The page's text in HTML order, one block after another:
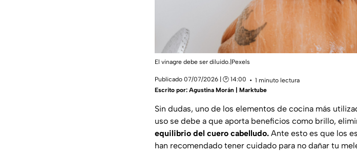
El vinagre debe ser diluido.|Pexels
Publicado 07/07/2026 | 🕑 14:00
1 minuto lectura
Escrito por: Agustina Morán | Marktube
Sin dudas, uno de los elementos de cocina más
uso se debe a que aporta beneficios como brillo,
equilibrio del cuero cabelludo. Ante esto es que los
han recomendado tener cuidado para no dañar tu